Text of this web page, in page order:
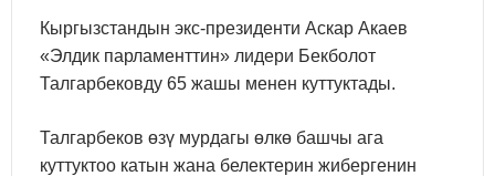
Кыргызстандын экс-президенти Аскар Акаев
«Элдик парламенттин» лидери Бекболот
Талгарбековду 65 жашы менен куттуктады.
Талгарбеков өзү мурдагы өлкө башчы ага
куттуктоо катын жана белектерин жибергенин